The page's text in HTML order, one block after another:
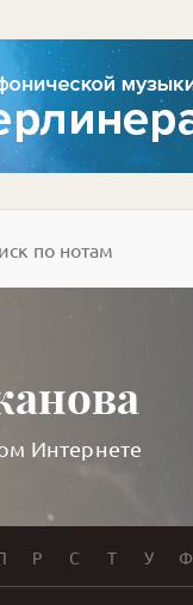
Интернете
Р С Т У Ф